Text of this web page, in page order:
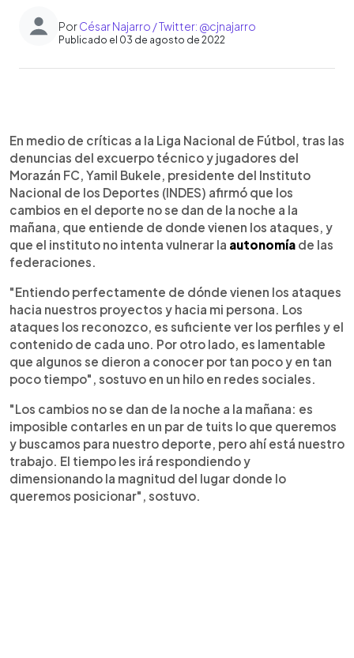
PorCésar Najarro / Twitter: @cjnajarro
Publicado el 03 de agosto de 2022
► Escuchar artículo
En medio de críticas a la Liga Nacional de Fútbol, tras las
denuncias del excuerpo técnico y jugadores del
Morazán FC, Yamil Bukele, presidente del Instituto
Nacional de los Deportes (INDES) afirmó que los
cambios en el deporte no se dan de la noche a la
mañana, que entiende de donde vienen los ataques, y
que el instituto no intenta vulnerar la autonomía de las
federaciones.
"Entiendo perfectamente de dónde vienen los ataques
hacia nuestros proyectos y hacia mi persona. Los
ataques los reconozco, es suficiente ver los perfiles y el
contenido de cada uno. Por otro lado, es lamentable
que algunos se dieron a conocer por tan poco y en tan
poco tiempo", sostuvo en un hilo en redes sociales.
"Los cambios no se dan de la noche a la mañana: es
imposible contarles en un par de tuits lo que queremos
y buscamos para nuestro deporte, pero ahí está nuestro
trabajo. El tiempo les irá respondiendo y
dimensionando la magnitud del lugar donde lo
queremos posicionar", sostuvo.